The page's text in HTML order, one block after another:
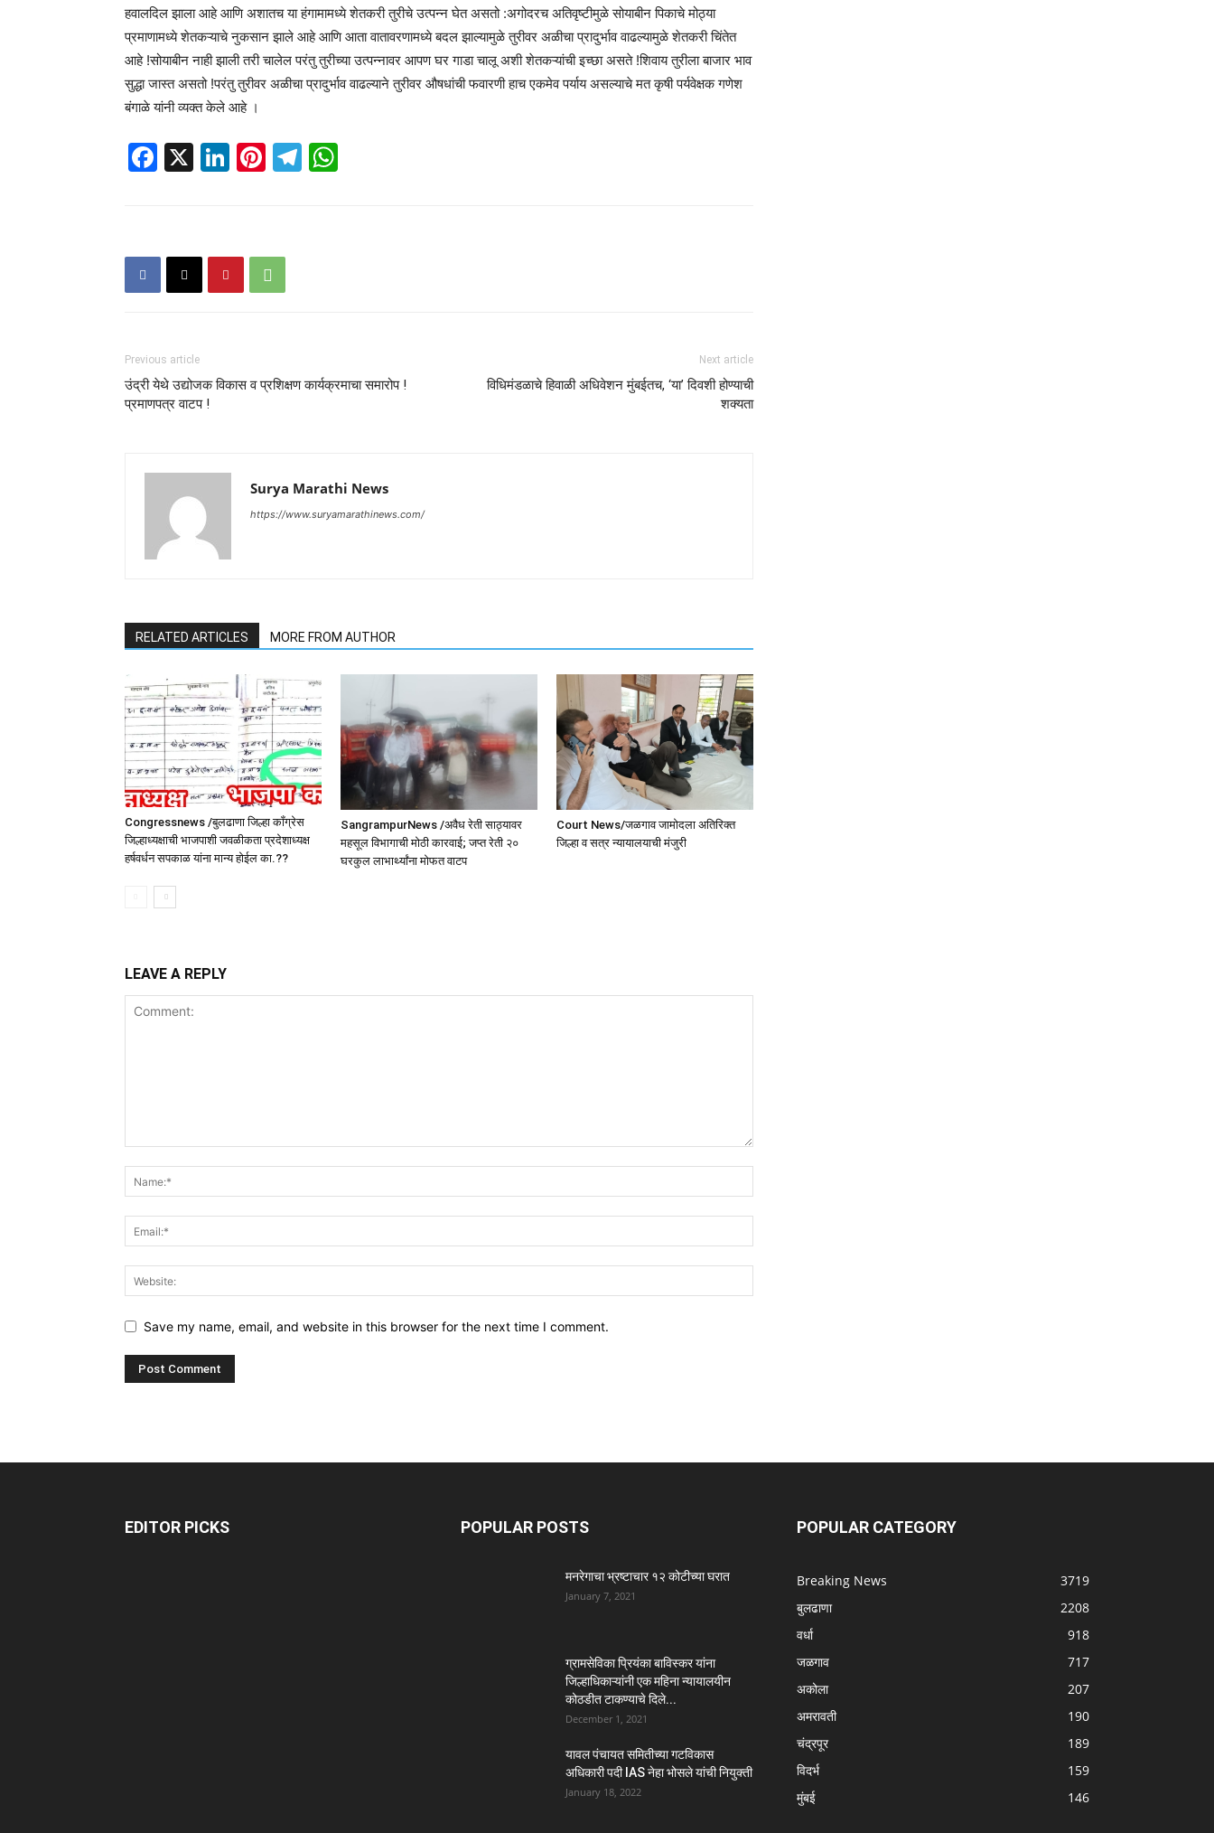
हवालदिल झाला आहे आणि अशातच या हंगामामध्ये शेतकरी तुरीचे उत्पन्न घेत असतो :अगोदरच अतिवृष्टीमुळे सोयाबीन पिकाचे मोठ्या
प्रमाणामध्ये शेतकऱ्याचे नुकसान झाले आहे आणि आता वातावरणामध्ये बदल झाल्यामुळे तुरीवर अळीचा प्रादुर्भाव वाढल्यामुळे शेतकरी चिंतेत
आहे !सोयाबीन नाही झाली तरी चालेल परंतु तुरीच्या उत्पन्नावर आपण घर गाडा चालू अशी शेतकऱ्यांची इच्छा असते !शिवाय तुरीला बाजार भाव
सुद्धा जास्त असतो !परंतु तुरीवर अळीचा प्रादुर्भाव वाढल्याने तुरीवर औषधांची फवारणी हाच एकमेव पर्याय असल्याचे मत कृषी पर्यवेक्षक गणेश
बंगाळे यांनी व्यक्त केले आहे ।
Facebook
X LinkedIn
Pinterest
Telegram
Previous article
उंद्री येथे उद्योजक विकास व प्रशिक्षण कार्यक्रमाचा समारोप !
प्रमाणपत्र वाटप !
Next article
विधिमंडळाचे हिवाळी अधिवेशन मुंबईतच, ‘या’ दिवशी होण्याची
शक्यता
Surya Marathi News
https://www.suryamarathinews.com/
RELATED ARTICLES MORE FROM AUTHOR
Congressnews /बुलढाणा जिल्हा कॉंग्रेस
जिल्हाध्यक्षाची भाजपाशी जवळीकता प्रदेशाध्यक्ष
हर्षवर्धन सपकाळ यांना मान्य होईल का.??
SangrampurNews /अवैध रेती साठ्यावर
महसूल विभागाची मोठी कारवाई; जप्त रेती २०
घरकुल लाभार्थ्यांना मोफत वाटप
Court News/जळगाव जामोदला अतिरिक्त
जिल्हा व सत्र न्यायालयाची मंजुरी
LEAVE A REPLY
Save my name, email, and website in this browser for the next time I comment.
EDITOR PICKS POPULAR POSTS
मनरेगाचा भ्रष्टाचार १२ कोटीच्या घरात
January 7, 2021
ग्रामसेविका प्रियंका बाविस्कर यांना
जिल्हाधिकाऱ्यांनी एक महिना न्यायालयीन
कोठडीत टाकण्याचे दिले...
December 1, 2021
यावल पंचायत समितीच्या गटविकास
अधिकारी पदी IAS नेहा भोसले यांची नियुक्ती
January 18, 2022
POPULAR CATEGORY
Breaking News
3719
बुलढाणा
2208
वर्धा
918
जळगाव
717
अकोला
207
अमरावती
190
चंद्रपूर
189
विदर्भ
159
मुंबई
146